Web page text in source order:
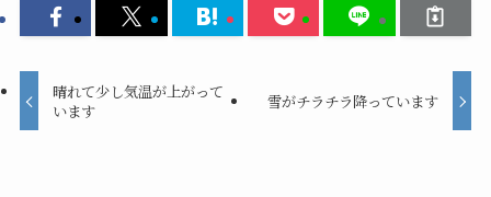
晴れて少し気温が上がって
います
雪がチラチラ降っています